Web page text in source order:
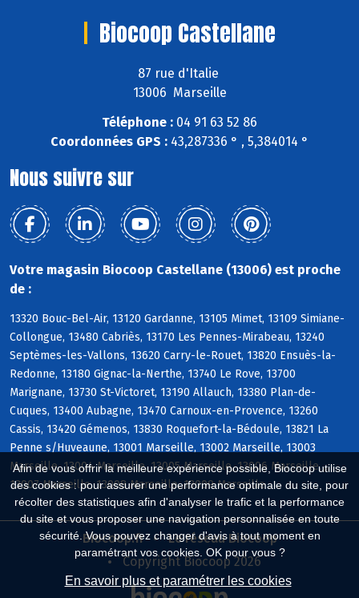
Afin de vous offrir la meilleure expérience possible, Biocoop utilise
des cookies : pour assurer une performance optimale du site, pour
récolter des statistiques afin d'analyser le trafic et la performance
du site et vous proposer une navigation personnalisée en toute
sécurité. Vous pouvez changer d'avis à tout moment en
paramétrant vos cookies. OK pour vous ?
En savoir plus et paramétrer les cookies
Biocoop Castellane
87 rue d'Italie
13006 Marseille
Téléphone : 04 91 63 52 86
Coordonnées GPS : 43,287336 ° , 5,384014 °
Nous suivre sur
Votre magasin Biocoop Castellane (13006) est proche
de :
13320 Bouc-Bel-Air, 13120 Gardanne, 13105 Mimet, 13109 Simiane-
Collongue, 13480 Cabriès, 13170 Les Pennes-Mirabeau, 13240
Septèmes-les-Vallons, 13620 Carry-le-Rouet, 13820 Ensuès-la-
Redonne, 13180 Gignac-la-Nerthe, 13740 Le Rove, 13700
Marignane, 13730 St-Victoret, 13190 Allauch, 13380 Plan-de-
Cuques, 13400 Aubagne, 13470 Carnoux-en-Provence, 13260
Cassis, 13420 Gémenos, 13830 Roquefort-la-Bédoule, 13821 La
Penne s/Huveaune, 13001 Marseille, 13002 Marseille, 13003
Marseille, 13004 Marseille, 13005 Marseille, 13006 Marseille,
13007 Marseille, 13008 Marseille, 13009 Marseille
Biocoop.fr
Le réseau Biocoop
Copyright Biocoop 2026